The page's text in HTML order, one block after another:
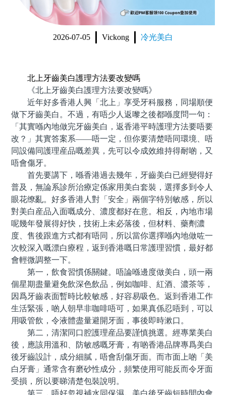
箍牙 orthodontics
收費標準 change standard
2026-07-05 Vickong 冷光美白
北上牙齒美白護理方法要改變嗎
《北上牙齒美白護理方法要改變嗎》
近年好多香港人興「北上」享受牙科服務，同場順便
做下牙齒美白。不過，有唔少人返嚟之後都喺度問一句：
「其實喺內地做完牙齒美白，返香港平時護理方法要唔要
改？」其實答案系——唔一定，但你要清楚唔同環境、唔
同設備同護理産品嘅差異，先可以令成效維持得耐啲，又
唔會傷牙。
首先要講下，喺香港過去幾年，牙齒美白已經變得好
普及，無論系診所治療定係家用美白套裝，選擇多到令人
眼花缭亂。好多香港人對「安全」兩個字特別敏感，所以
對美白産品入面嘅成分、濃度都好在意。相反，內地市場
呢幾年發展得好快，技術上未必落後，但材料、藥劑濃
度、售後跟進方式都有唔同，所以當你選擇喺內地做咗一
次較深入嘅漂白療程，返到香港嘅日常護理習慣，最好都
會輕微調整一下。
第一，飲食習慣係關鍵。唔論喺邊度做美白，頭一兩
個星期盡量避免飲深色飲品，例如咖啡、紅酒、濃茶等，
因爲牙齒表面暫時比較敏感，好容易吸色。返到香港工作
生活緊張，啲人朝早非咖啡唔可，如果真係忍唔到，可以
用吸管飲，令液體盡量避開牙面，事後即時漱口。
第二，清潔同口腔護理産品要謹慎挑選。經專業美白
後，應該用溫和、防敏感嘅牙膏，有啲香港品牌專爲美白
後牙齒設計，成分細膩，唔會刮傷牙面。而市面上啲「美
白牙膏」通常含有磨砂性成分，頻繁使用可能反而令牙面
受損，所以要睇清楚包裝說明。